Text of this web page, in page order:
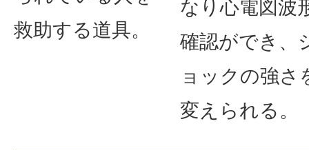
救助する道具。
なり心電図波
確認ができ、
ョックの強さ
変えられる。